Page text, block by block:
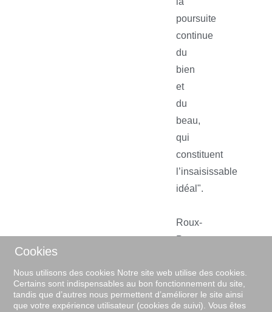
poursuite
continue
du
bien
et
du
beau,
qui
constituent
l’insaisissable
idéal".
Roux-
Parassac.
Cookies
Nous utilisons des cookies Notre site web utilise des cookies.
Certains sont indispensables au bon fonctionnement du site,
tandis que d’autres nous permettent d’améliorer le site ainsi
que votre expérience utilisateur (cookies de suivi). Vous êtes